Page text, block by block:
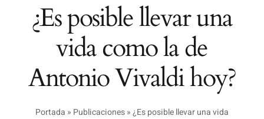
¿Es posible llevar una
vida como la de
Antonio Vivaldi hoy?
Portada » Publicaciones»¿Es posible llevar una vida